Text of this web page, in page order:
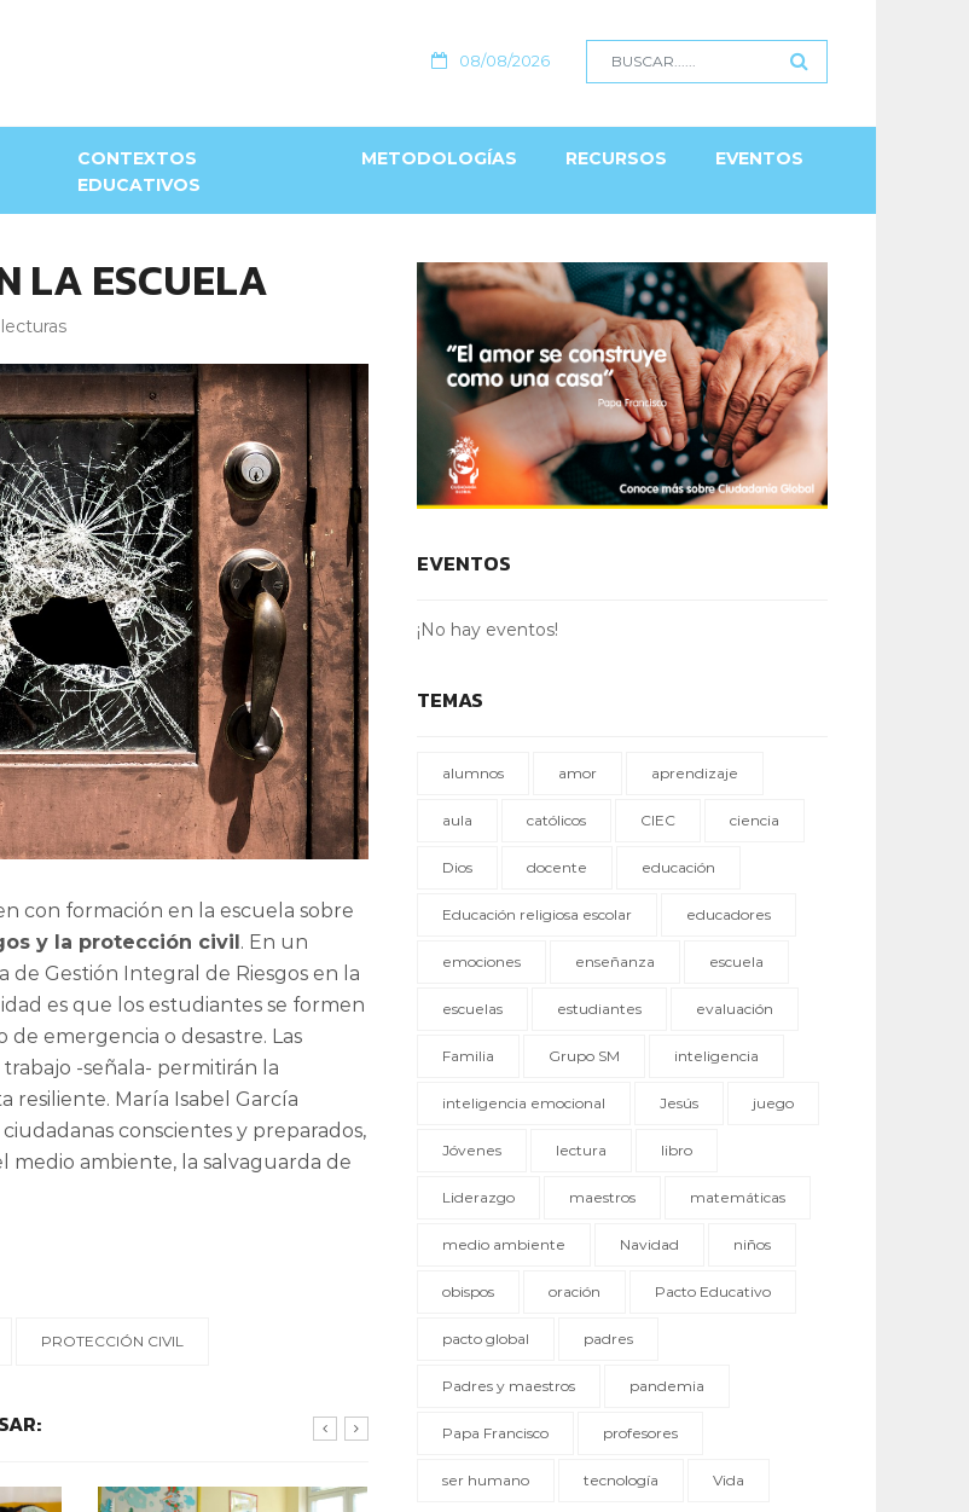
08/08/2026
CONTEXTOS
EDUCATIVOS
METODOLOGÍAS RECURSOS EVENTOS
LA ESCUELA
lecturas
con formación en la escuela sobre
y la protección civil . En un
Gestión Integral de Riesgos en la
es que los estudiantes se formen
de emergencia o desastre. Las
-señala- permitirán la
resiliente. María Isabel García
conscientes y preparados,
ambiente, la salvaguarda de
PROTECCIÓN CIVIL
EVENTOS
¡No hay eventos!
TEMAS
alumnos amor aprendizaje
aula católicos CIEC ciencia
Dios docente educación
Educación religiosa escolar educadores
emociones enseñanza escuela
escuelas estudiantes evaluación
Familia Grupo SM inteligencia
inteligencia emocional Jesús juego
Jóvenes lectura libro
Liderazgo maestros matemáticas
medio ambiente Navidad niños
obispos oración Pacto Educativo
pacto global padres
Padres y maestros pandemia
Papa Francisco profesores
ser humano tecnología Vida